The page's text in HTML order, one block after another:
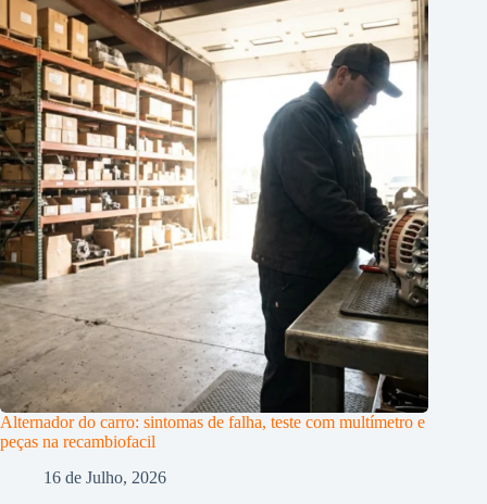
Alternador do carro: sintomas de falha, teste com multímetro e
peças na recambiofacil
16 de Julho, 2026